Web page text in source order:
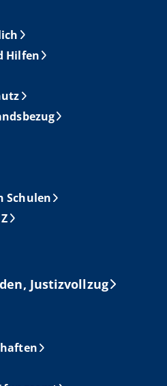
Hilfen
Schulen
Justizvollzug